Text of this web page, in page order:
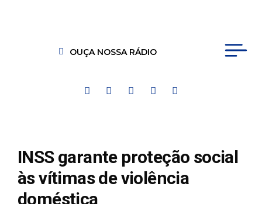
OUÇA NOSSA RÁDIO
INSS garante proteção social
às vítimas de violência
doméstica